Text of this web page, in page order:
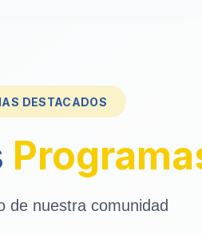
DESTACADOS
de nuestra comunidad